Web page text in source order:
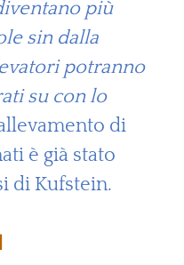
più
sin dalla
potranno
su con lo
di
è già stato
di Kufstein.